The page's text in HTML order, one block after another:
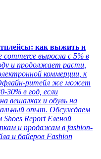
как выжить и
commerce выросла с 5% в
и продолжает расти,
коммерции, к
ритейл же может
в год, если
вешалках и обувь на
опыт. Обсуждаем
Report Еленой
и продажам в fashion-
и байеров Fashion